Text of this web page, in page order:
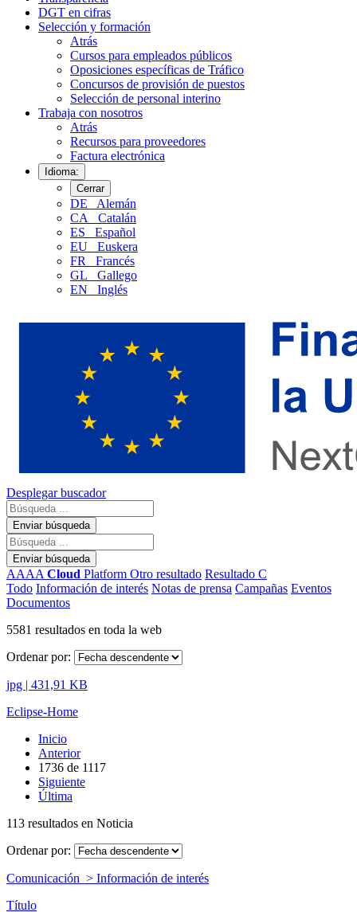
DGT en cifras
Selección y formación
Atrás
Cursos para empleados públicos
Oposiciones específicas de Tráfico
Concursos de provisión de puestos
Selección de personal interino
Trabaja con nosotros
Atrás
Recursos para proveedores
Factura electrónica
Idioma:
Cerrar
DE
Alemán
CA
Catalán
ES
Español
EU
Euskera
FR
Francés
GL
Gallego
EN
Inglés
Desplegar buscador
Enviar búsqueda
Enviar búsqueda
AAAA Cloud Platform Otro resultado Resultado C
Todo Información de interés Notas de prensa Campañas Eventos
Documentos
5581 resultados en toda la web
Ordenar por:
jpg | 431,91 KB
Eclipse-Home
Inicio
Anterior
1736 de 1117
Siguiente
Última
113 resultados en Noticia
Ordenar por:
Comunicación > Información de interés
Título